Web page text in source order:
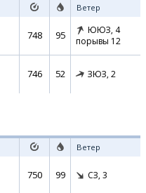
Ветер
748 95 ЮЮЗ, 4
порывы 12
746 52 ЗЮЗ, 2
Ветер
750 99 СЗ, 3